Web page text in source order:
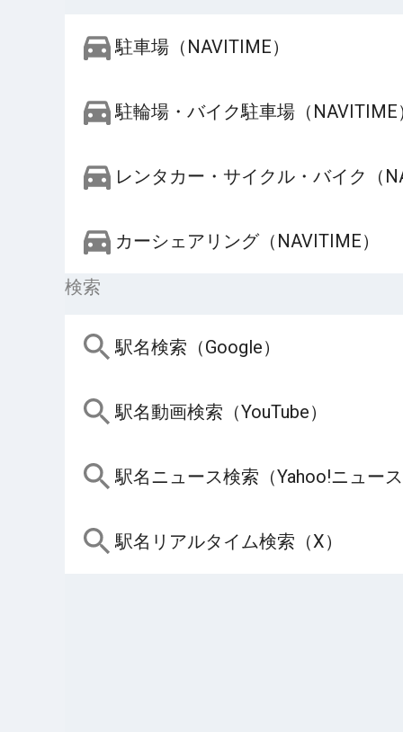
駐車場（NAVITIME）
駐輪場・バイク駐車場（NAVITIME
レンタカー・サイクル・バイク（
カーシェアリング（NAVITIME）
検索
駅名検索（Google）
駅名動画検索（YouTube）
駅名ニュース検索（Yahoo!ニュー
駅名リアルタイム検索（X）